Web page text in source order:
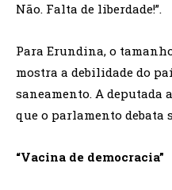
Não. Falta de liberdade!”.
Para Erundina, o
mostra a debilidade do
saneamento. A
que o parlamento debata
“Vacina de democracia”